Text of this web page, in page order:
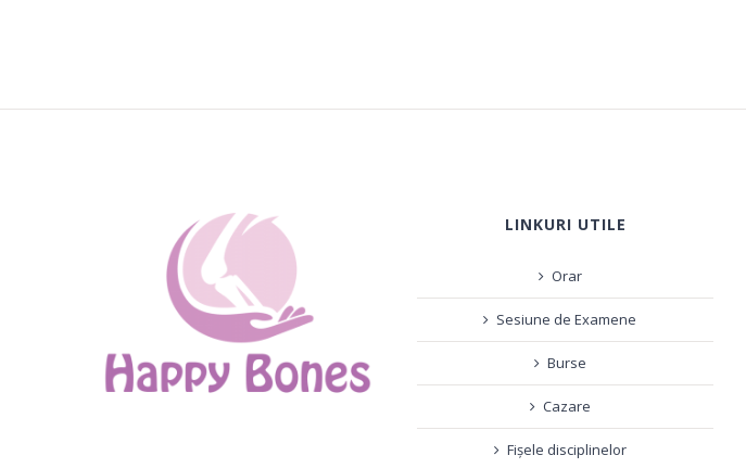
LINKURI UTILE
Orar
Sesiune de Examene
Burse
Cazare
Fișele disciplinelor